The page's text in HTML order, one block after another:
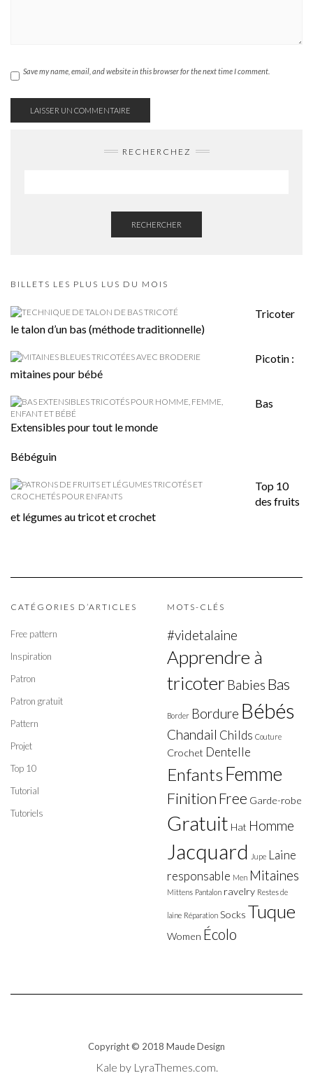
Save my name, email, and website in this browser for the next time I comment.
RECHERCHEZ
RECHERCHER
BILLETS LES PLUS LUS DU MOIS
Tricoter
le talon d’un bas (méthode traditionnelle)
Picotin :
mitaines pour bébé
Bas
Extensibles pour tout le monde
Bébéguin
Top 10
des fruits
et légumes au tricot et crochet
CATÉGORIES D’ARTICLES
Free pattern
Inspiration
Patron
Patron gratuit
Pattern
Projet
Top 10
Tutorial
Tutoriels
MOTS-CLÉS
#videtalaine
Apprendre à
tricoter Babies Bas
Border Bordure Bébés
Chandail Childs Couture
Crochet Dentelle
Enfants Femme
Finition Free Garde-robe
Gratuit Hat Homme
Jacquard Jupe Laine
responsable Men Mitaines
Mittens Pantalon ravelry Restes de
laine Réparation Socks Tuque
Women Écolo
Copyright © 2018 Maude Design
Kale by LyraThemes.com.